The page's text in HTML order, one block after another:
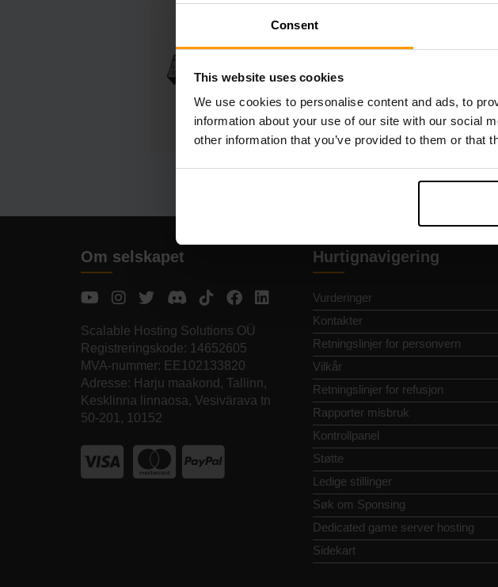
Consent
This website uses cookies
We use cookies to personalise content and ads, to
information about your use of our site with our social
other information that you’ve provided to them or that
Om selskapet
Scalable Hosting Solutions OÜ
Registreringskode: 14652605
MVA-nummer: EE102133820
Adresse: Harju maakond, Tallinn,
Kesklinna linnaosa, Vesivärava tn
50-201, 10152
Hurtignavigering
Vurderinger
Kontakter
Retningslinjer for personvern
Vilkår
Retningslinjer for refusjon
Rapporter misbruk
Kontrollpanel
Støtte
Ledige stillinger
Søk om Sponsing
Dedicated game server hosting
Sidekart